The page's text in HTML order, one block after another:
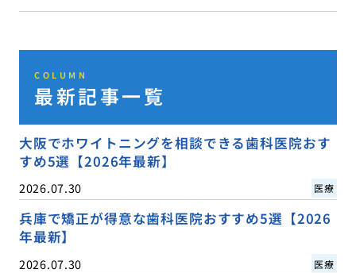
COLUMN
最新記事一覧
大阪でホワイトニングを相談できる歯科医院おす
すめ5選【2026年最新】
2026.07.30 医療
兵庫で矯正が得意な歯科医院おすすめ5選【2026
年最新】
2026.07.30 医療